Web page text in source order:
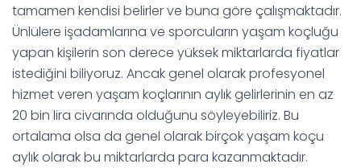
tamamen kendisi belirler ve buna göre çalışmaktadır.
Ünlülere işadamlarına ve sporcuların yaşam koçluğu
yapan kişilerin son derece yüksek miktarlarda fiyatlar
istediğini biliyoruz. Ancak genel olarak profesyonel
hizmet veren yaşam koçlarının aylık gelirlerinin en az
20 bin lira civarında olduğunu söyleyebiliriz. Bu
ortalama olsa da genel olarak birçok yaşam koçu
aylık olarak bu miktarlarda para kazanmaktadır.